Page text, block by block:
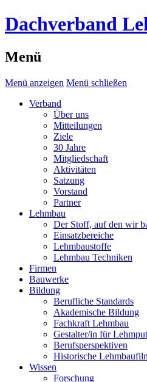
Dachverband
Menü
Menü anzeigen Menü schließen
Verband
Über uns
Mitteilungen
Ziele
30 Jahre
Mitgliedschaft
Aktivitäten
Satzung
Vorstand
Partner
Lehmbau
Der Stoff, auf den wir
Einsatzbereiche
Lehmbaustoffe
Lehmbau Techniken
Firmen
Bauwerke
Bildung
Berufliche Standards
Akademische Bildung
Fachkraft Lehmbau
Gestalter/in für
Berufsperspektiven
Historische
Wissen
Forschung